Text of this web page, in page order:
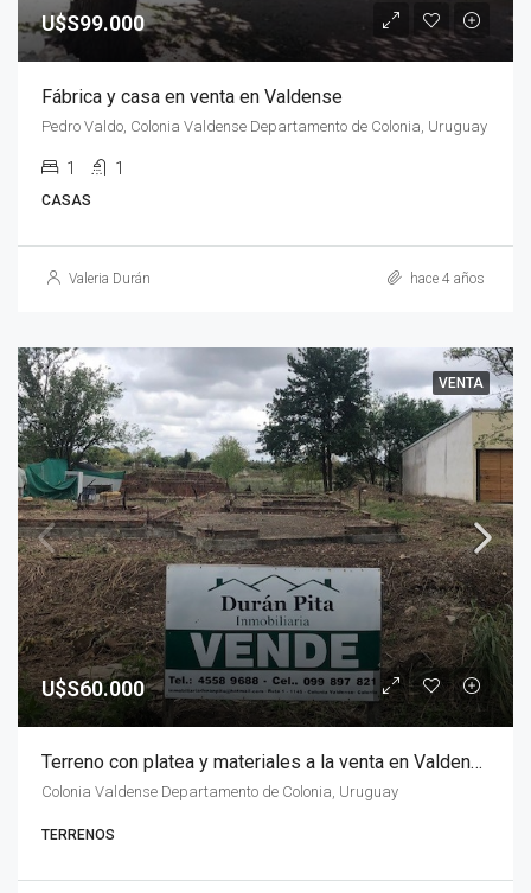
U$S99.000
Fábrica y casa en venta en Valdense
Pedro Valdo, Colonia Valdense Departamento de Colonia, Uruguay
1 1
CASAS
Valeria Durán hace 4 años
VENTA
U$S60.000
Terreno con platea y materiales a la venta en Valdense
Colonia Valdense Departamento de Colonia, Uruguay
TERRENOS